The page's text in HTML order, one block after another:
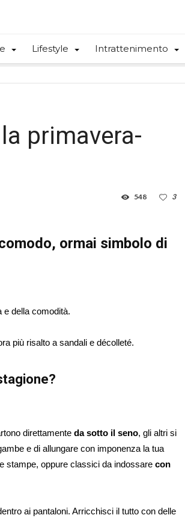
Lifestyle Intrattenimento
primavera-
3
548
ormai simbolo di
e della comodità.
più risalto a sandali e décolleté.
direttamente da sotto il seno, gli altri si
e di allungare con imponenza la tua
stampe, oppure classici da indossare con
ai pantaloni. Arricchisci il tutto con delle